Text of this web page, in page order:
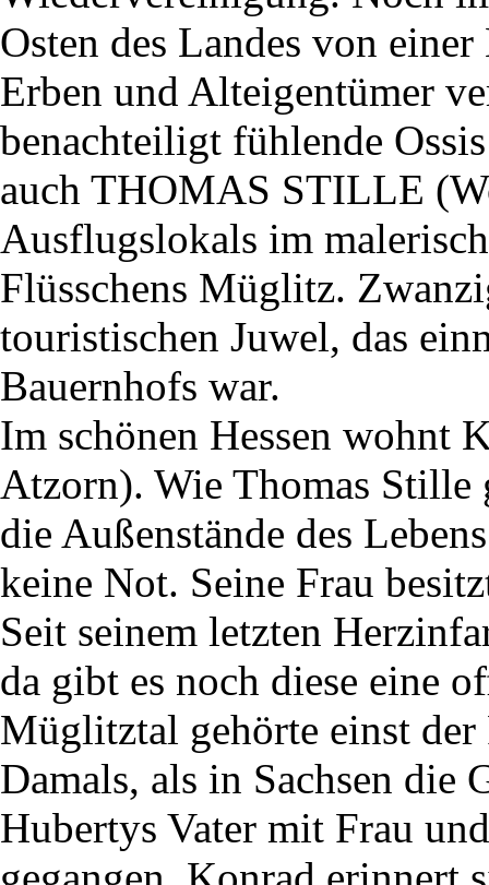
Osten des Landes von
Erben und Alteigentümer
benachteiligt fühlende
auch THOMAS STILLE
Ausflugslokals im
Flüsschens Müglitz.
touristischen Juwel, das
Bauernhofs war.
Im schönen Hessen wohnt
Atzorn). Wie Thomas Stille
die Außenstände des
keine Not. Seine Frau
Seit seinem letzten
da gibt es noch diese eine
Müglitztal gehörte einst
Damals, als in Sachsen die
Hubertys Vater mit Frau